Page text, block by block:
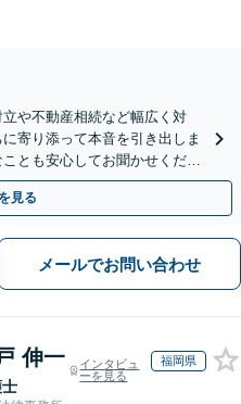
立や不動産相続など幅広く対
寄り添って本音を引き出しま
とも安心してお聞かせくださ
可】
見る
メールでお問い合わせ
伸一
インタビュ
ーを見る
福岡県